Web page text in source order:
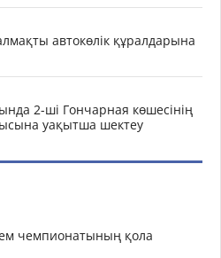
автокөлік құралдарына
2-ші Гончарная көшесінің
уақытша шектеу
чемпионатының қола